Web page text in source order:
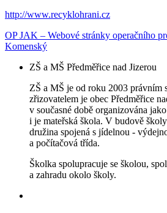
http://www.recyklohrani.cz
OP JAK – Webové stránky operačního
Komenský
ZŠ a MŠ Předměřice nad Jizerou
ZŠ a MŠ je od roku 2003 právním
zřizovatelem je obec Předměřice
v současné době organizována
i je mateřská škola. V budově
družina spojená s jídelnou -
a počítačová třída.
Školka spolupracuje se školou,
a zahradu okolo školy.